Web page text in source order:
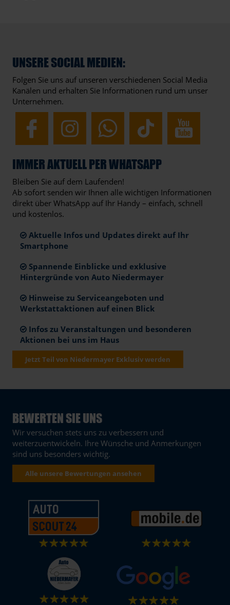
UNSERE SOCIAL MEDIEN:
Folgen Sie uns auf unseren verschiedenen Social Media
Kanälen und erhalten Sie Informationen rund um unser
Unternehmen.
IMMER AKTUELL PER WHATSAPP
Bleiben Sie auf dem Laufenden!
Ab sofort senden wir Ihnen alle wichtigen Informationen
direkt über WhatsApp auf Ihr Handy – einfach, schnell
und kostenlos.
Aktuelle Infos und Updates direkt auf Ihr
Smartphone
Spannende Einblicke und exklusive
Hintergründe von Auto Niedermayer
Hinweise zu Serviceangeboten und
Werkstattaktionen auf einen Blick
Infos zu Veranstaltungen und besonderen
Aktionen bei uns im Haus
Jetzt Teil von Niedermayer Exklusiv werden
BEWERTEN SIE UNS
Wir versuchen stets uns zu verbessern und
weiterzuentwickeln. Ihre Wünsche und Anmerkungen
sind uns besonders wichtig.
Alle unsere Bewertungen ansehen